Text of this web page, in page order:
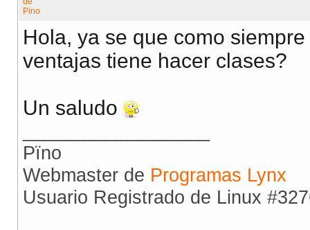
Hola, ya se que como
ventajas tiene hacer clases?
Un saludo
Pïno
Webmaster de Programas Lynx
Usuario Registrado de Linux